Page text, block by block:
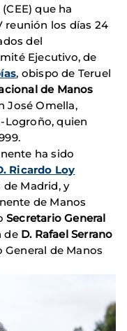
que ha
reunión los días 24
del
Ejecutivo, de
, obispo de Teruel
de Manos
José Omella,
Logroño, quien
ha sido
Ricardo Loy
Madrid, y
de Manos
Secretario General
de D. Rafael Serrano
de Manos